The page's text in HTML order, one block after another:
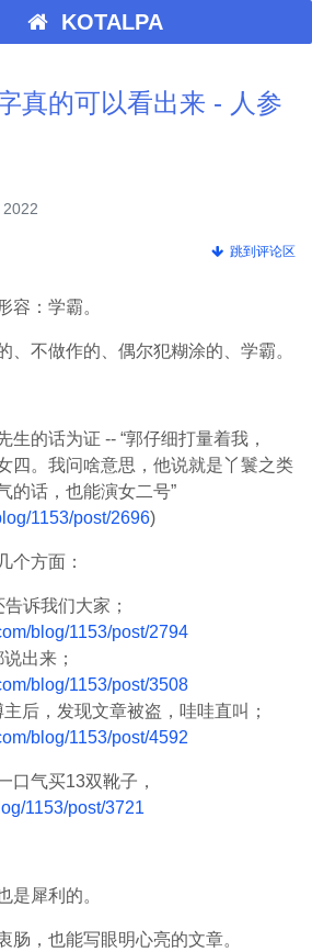
KOTALPA
真的可以看出来 - 人参
跳到评论区
容：学霸。
、不做作的、偶尔犯糊涂的、学霸。
生的话为证 -- “郭仔细打量着我，
四。我问啥意思，他说就是丫鬟之类
的话，也能演女二号”
1153/post/2696)
个方面：
诉我们大家；
blog/1153/post/2794
出来；
blog/1153/post/3508
后，发现文章被盗，哇哇直叫；
blog/1153/post/4592
口气买13双靴子，
1153/post/3721
是犀利的。
肠，也能写眼明心亮的文章。